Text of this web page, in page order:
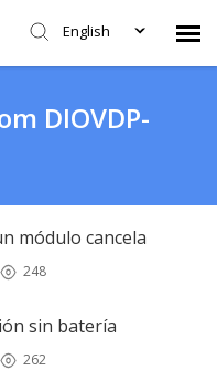
English
DIOVDP-
módulo cancela
248
sin batería
262